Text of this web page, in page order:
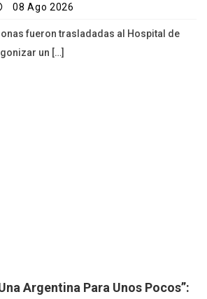
08 Ago 2026
fueron trasladadas al Hospital de
un […]
Argentina Para Unos Pocos”: